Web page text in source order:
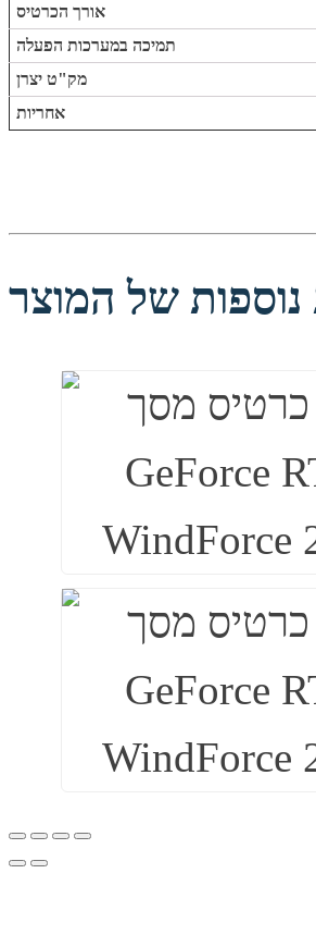
אורך הכרטיס
תמיכה במערכות הפעלה
מק"ט יצרן
אחריות
נוספות של המוצר